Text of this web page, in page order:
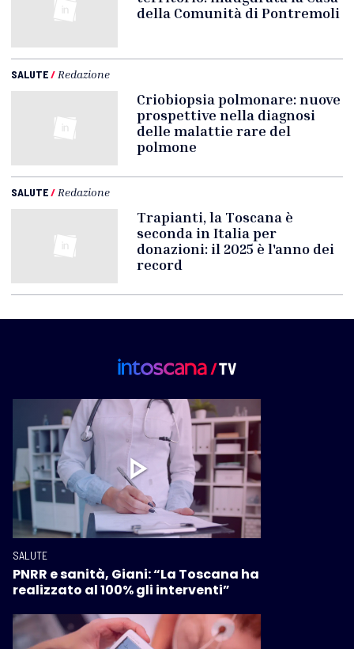
della Comunità di Pontremoli
SALUTE/ Redazione
Criobiopsia polmonare: nuove
prospettive nella diagnosi
delle malattie rare del
polmone
SALUTE/ Redazione
Trapianti, la Toscana è
seconda in Italia per
donazioni: il 2025 è l'anno dei
record
SALUTE
PNRR e sanità, Giani: “La Toscana ha
realizzato al 100% gli interventi”